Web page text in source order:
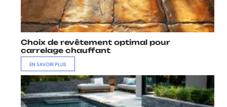
Choix de revêtement optimal pour
carrelage chauffant
EN SAVOIR PLUS